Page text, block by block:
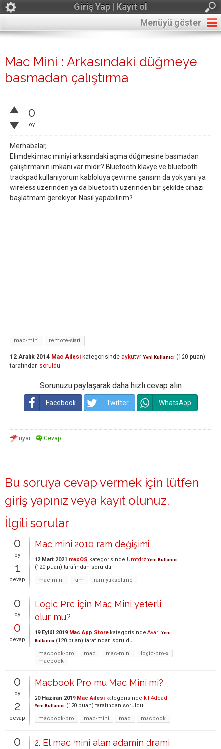
Giriş Yap | Kayıt ol
Menüyü göster
Mac Mini : Arkasındaki düğmeye
basmadan çalıştırma
0
oy
Merhabalar,
Elimdeki mac miniyi arkasındaki açma düğmesine basmadan
çalıştırmanın imkanı var mıdır? Bluetooth klavye ve bluetooth
trackpad kullanıyorum kabloluya çevirme şansım da yok yani ya
wireless üzerinden ya da bluetooth üzerinden bir şekilde cihazı
başlatmam gerekiyor. Nasıl yapabilirim?
mac-mini remote-start
12 Aralık 2014 Mac Ailesi kategorisinde aykutvr Yeni Kullanıcı (120 puan)
tarafından soruldu
Sorunuzu paylaşarak daha hızlı cevap alın
Facebook Twitter WhatsApp
Bu soruya cevap vermek için lütfen
giriş yapınız veya kayıt olunuz.
İlgili sorular
0
oy
1
cevap
Mac mini 2010 ram değişimi
12 Mart 2021 macOS kategorisinde Umtdrz Yeni Kullanıcı
(120 puan) tarafından soruldu
mac-mini
ram ram-yükseltme
0
oy
0
cevap
Logic Pro için Mac Mini yeterli
olur mu?
19 Eylül 2019 Mac App Store kategorisinde Avari Yeni
Kullanıcı (120 puan) tarafından soruldu
macbook-pro
mac mac-mini
logic-pro-x
macbook
0
oy
2
cevap
Macbook Pro mu Mac Mini mi?
20 Haziran 2019 Mac Ailesi kategorisinde kill4dead
Yeni Kullanıcı (120 puan) tarafından soruldu
macbook-pro
mac-mini mac macbook
0 2. El mac mini alan adamin drami